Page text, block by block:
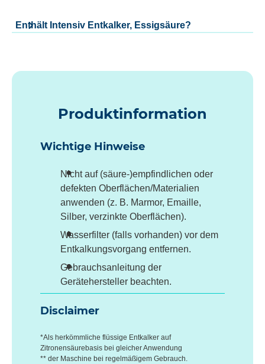
Enthält Intensiv Entkalker, Essigsäure?
Produktinformation
Wichtige Hinweise
Nicht auf (säure-)empfindlichen oder
defekten Oberflächen/Materialien
anwenden (z. B. Marmor, Emaille,
Silber, verzinkte Oberflächen).
Wasserfilter (falls vorhanden) vor dem
Entkalkungsvorgang entfernen.
Gebrauchsanleitung der
Gerätehersteller beachten.
Disclaimer
*Als herkömmliche flüssige Entkalker auf
Zitronensäurebasis bei gleicher Anwendung
** der Maschine bei regelmäßigem Gebrauch.